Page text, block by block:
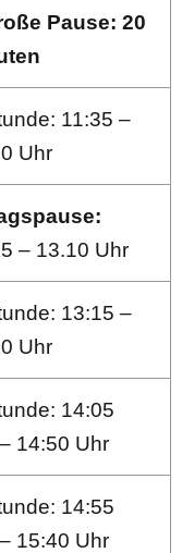
Pause: 20
11:35 –
Uhr
– 13.10 Uhr
13:15 –
Uhr
14:05
14:50 Uhr
14:55
15:40 Uhr